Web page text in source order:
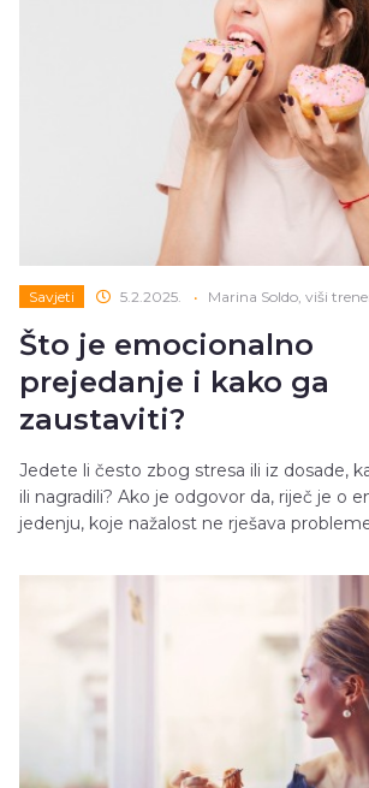
Savjeti 5.2.2025. • Marina Soldo, viši
Što je emocionalno
prejedanje i kako ga
zaustaviti?
Jedete li često zbog stresa ili iz dosade,
ili nagradili? Ako je odgovor da, riječ je o
jedenju, koje nažalost ne rješava